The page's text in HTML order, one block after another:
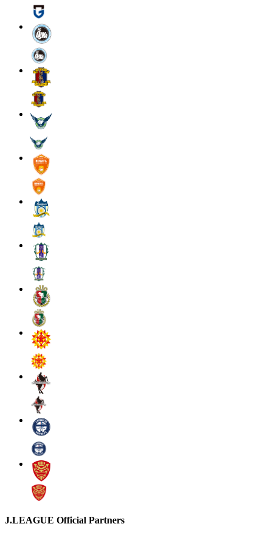
J.LEAGUE Official Partners